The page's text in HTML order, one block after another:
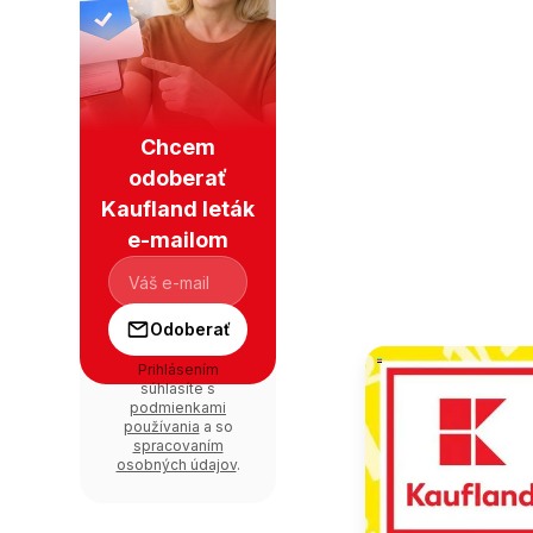
Chcem
odoberať
Kaufland leták
e-mailom
Odoberať
Prihlásením
súhlasíte s
podmienkami
používania a so
spracovaním
osobných údajov.